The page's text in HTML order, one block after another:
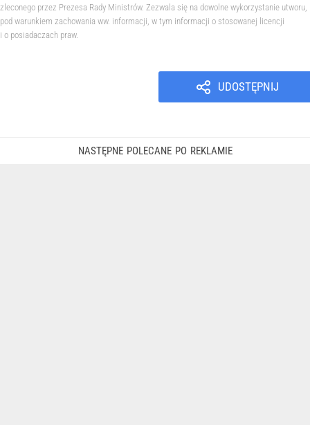
zleconego przez Prezesa Rady Ministrów. Zezwala się na dowolne wykorzystanie utworu,
pod warunkiem zachowania ww. informacji, w tym informacji o stosowanej licencji
i o posiadaczach praw.
UDOSTĘPNIJ